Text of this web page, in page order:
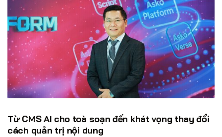
Từ CMS AI cho toà soạn đến khát vọng thay đổi
cách quản trị nội dung